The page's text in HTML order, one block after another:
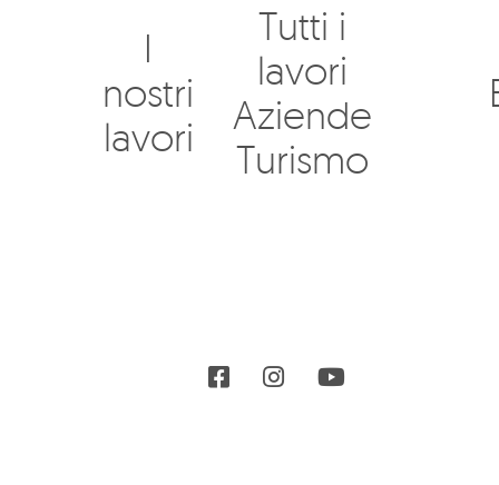
I
nostri
lavori
Tutti i
lavori
Aziende
Turismo
Pagina Facebook
Profilo Instagram
Canale